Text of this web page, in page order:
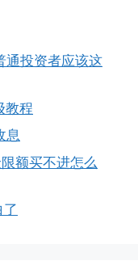
通投资者应该这
教程
息
额买不进怎么